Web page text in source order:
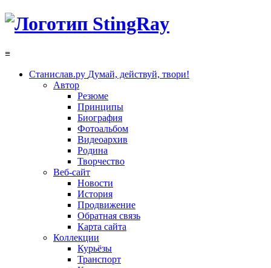
≡
Станислав.ру Думай, действуй, твори!
Автор
Резюме
Принципы
Биография
Фотоальбом
Видеоархив
Родина
Творчество
Веб-сайт
Новости
История
Продвижение
Обратная связь
Карта сайта
Коллекции
Курьёзы
Транспорт